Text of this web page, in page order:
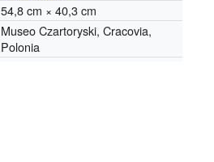
54,8 cm × 40,3 cm
Museo Czartoryski, Cracovia,
Polonia